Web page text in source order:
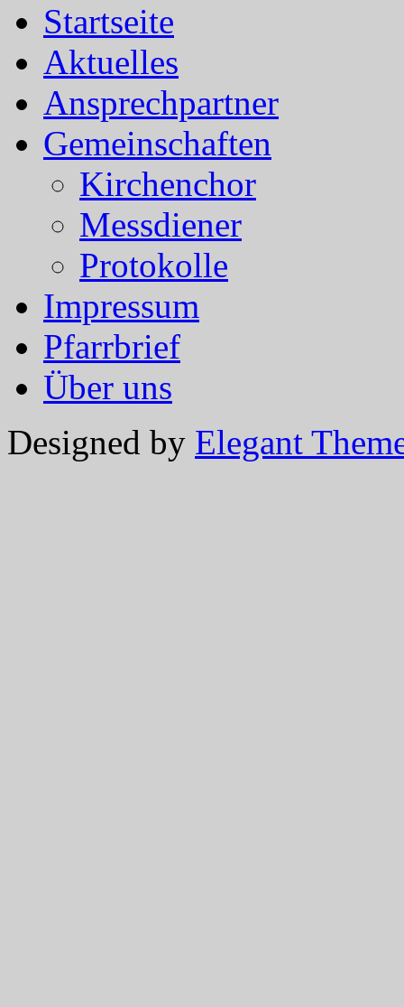
Startseite
Aktuelles
Ansprechpartner
Gemeinschaften
Kirchenchor
Messdiener
Protokolle
Impressum
Pfarrbrief
Über uns
Designed by Elegant